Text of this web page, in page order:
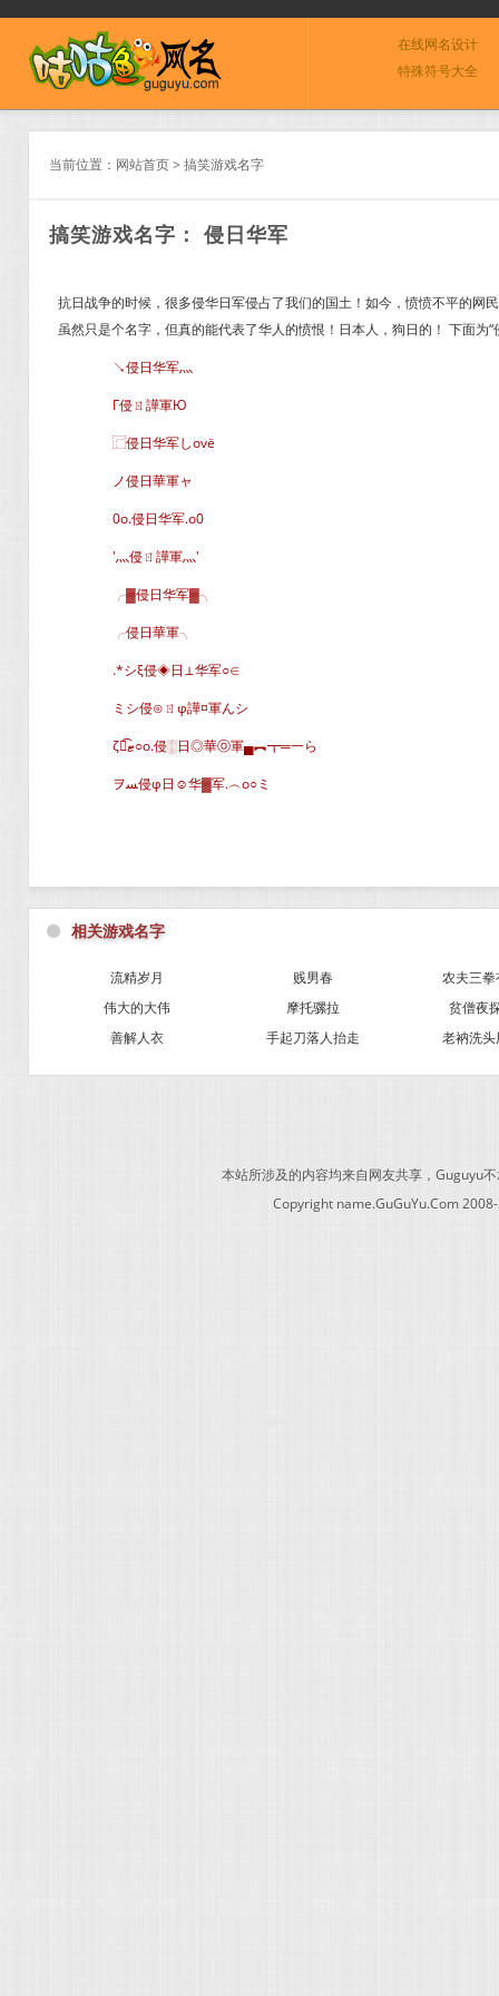
在线网名设计
特殊符号大全
当前位置： 网站首页> 搞笑游戏名字
搞笑游戏名字： 侵日华军
抗日战争的时候，很多侵华日军侵占了我们的国土！如今，愤愤不平的网
虽然只是个名字，但真的能代表了华人的愤恨！日本人，狗日的！ 下面为
↘侵日华军灬
Г侵ㄖ譁軍Ю
⿸侵日华军しovё
ノ侵日華軍ャ
0o.侵日华军.o0
′灬侵ㄖ譁軍灬′
╭▓侵日华军▓╮
╭侵日華軍╮
.*シξ侵◈日⊥华军○∈
ミシ侵⊙ㄖφ譁¤軍んシ
ζั͡ޓ○o.侵░日◎華ⓞ軍▄︻┳═一ら
ヲﺴ侵φ日☺华▓军.︵o○ミ
⚫ 相关游戏名字
流精岁月 贱男春
农夫三
伟大的大伟
摩托骡拉
贫僧夜
善解人衣
手起刀落人抬走 老衲洗
本站所涉及的内容均来自网友共享，Guguyu
Copyright name.GuGuYu.Com